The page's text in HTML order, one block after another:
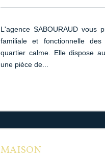
L'agence SABOURAUD vous
familiale et fonctionnelle
quartier calme. Elle dispose
une pièce de...
MAISON